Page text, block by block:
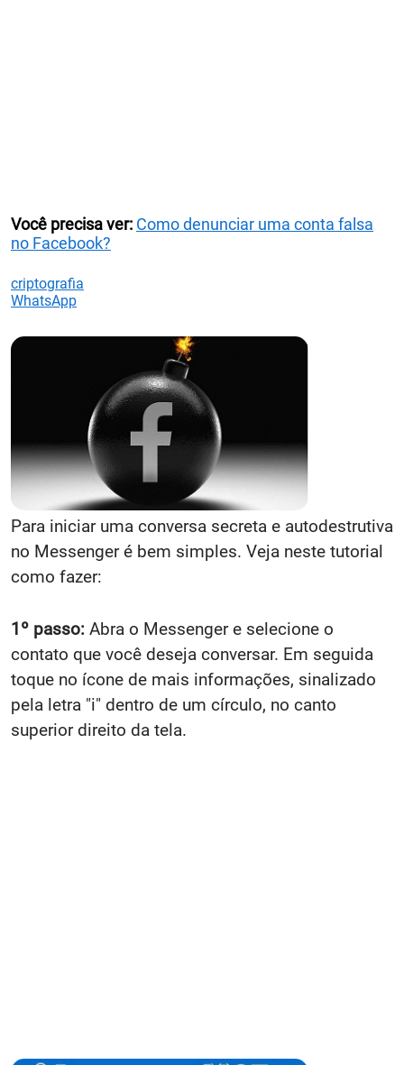
Você precisa ver: Como denunciar uma conta falsa
no Facebook?
criptografia
WhatsApp
Para iniciar uma conversa secreta e autodestrutiva
no Messenger é bem simples. Veja neste tutorial
como fazer:
1º passo: Abra o Messenger e selecione o
contato que você deseja conversar. Em seguida
toque no ícone de mais informações, sinalizado
pela letra "i" dentro de um círculo, no canto
superior direito da tela.